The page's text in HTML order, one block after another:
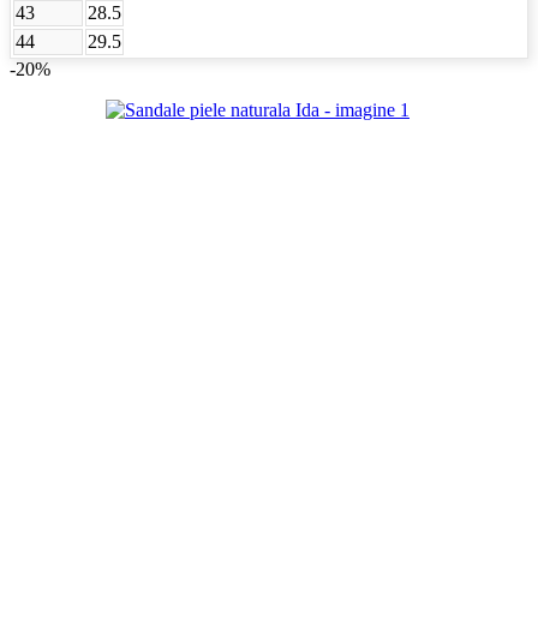
43
28.5
44
29.5
-20%